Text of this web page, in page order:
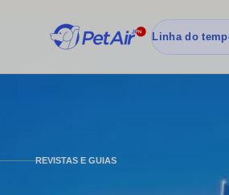
Linha do
REVISTAS E GUIAS